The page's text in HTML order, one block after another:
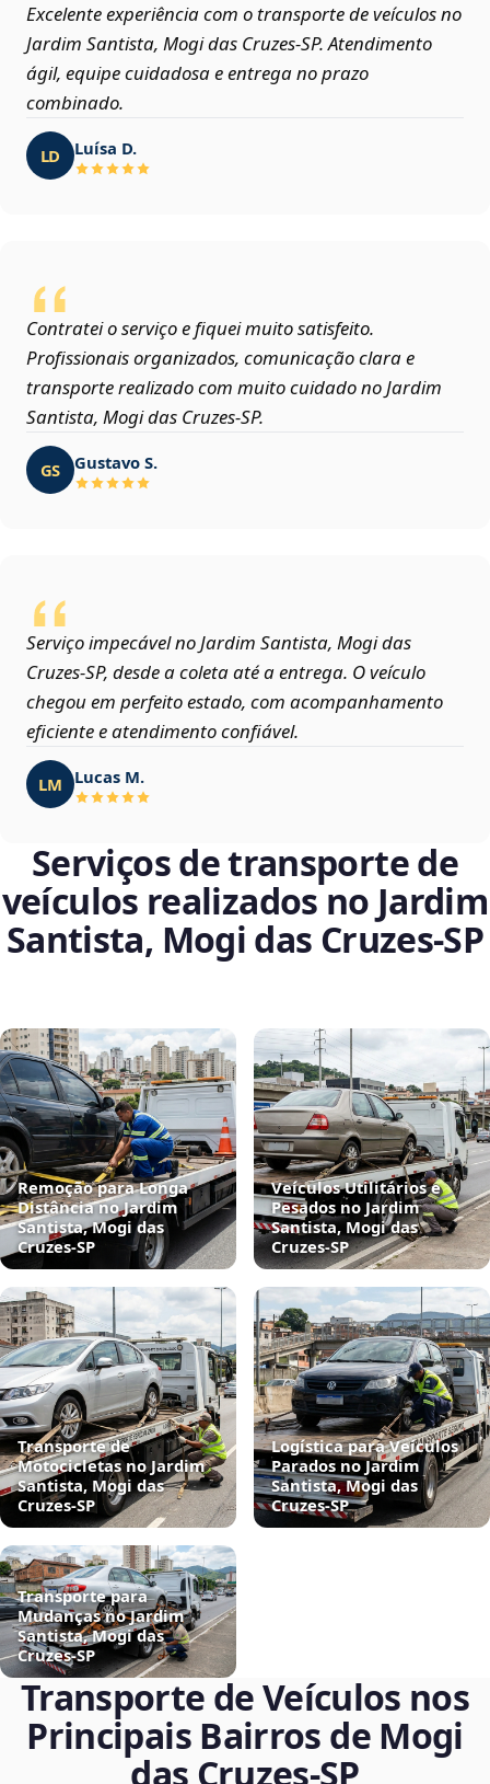
Excelente experiência com o transporte de veículos no
Jardim Santista, Mogi das Cruzes‑SP. Atendimento
ágil, equipe cuidadosa e entrega no prazo
combinado.
LD Luísa D.
Contratei o serviço e fiquei muito satisfeito.
Profissionais organizados, comunicação clara e
transporte realizado com muito cuidado no Jardim
Santista, Mogi das Cruzes‑SP.
GS Gustavo S.
Serviço impecável no Jardim Santista, Mogi das
Cruzes‑SP, desde a coleta até a entrega. O veículo
chegou em perfeito estado, com acompanhamento
eficiente e atendimento confiável.
LM Lucas M.
Serviços de transporte de
veículos realizados no Jardim
Santista, Mogi das Cruzes‑SP
Remoção para Longa
Distância no Jardim
Santista, Mogi das
Cruzes‑SP
Veículos Utilitários e
Pesados no Jardim
Santista, Mogi das
Cruzes‑SP
Transporte de
Motocicletas no Jardim
Santista, Mogi das
Cruzes‑SP
Logística para Veículos
Parados no Jardim
Santista, Mogi das
Cruzes‑SP
Transporte para
Mudanças no Jardim
Santista, Mogi das
Cruzes‑SP
Transporte de Veículos nos
Principais Bairros de Mogi
das Cruzes‑SP